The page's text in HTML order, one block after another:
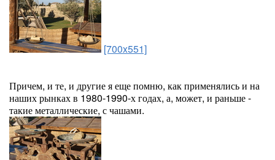
[700x551]
Причем, и те, и другие я еще помню, как применялись и на
наших рынках в 1980-1990-х годах, а, может, и раньше -
такие металлические, с чашами.